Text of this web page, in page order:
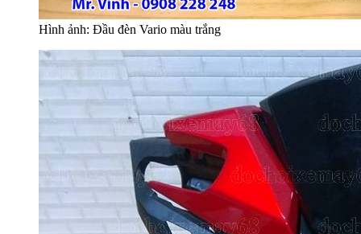
Hình ảnh: Đầu đèn Vario màu trắng